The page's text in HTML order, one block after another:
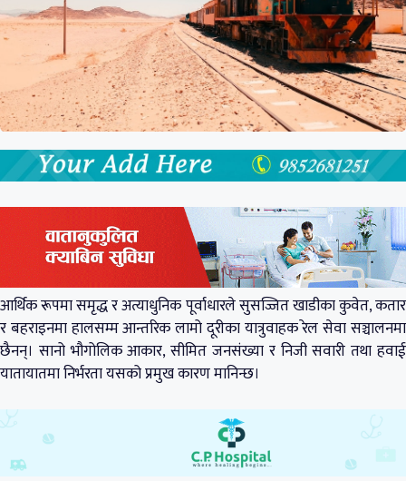
आर्थिक रूपमा समृद्ध र अत्याधुनिक पूर्वाधारले सुसज्जित खाडीका कुवेत, कतार
र बहराइनमा हालसम्म आन्तरिक लामो दूरीका यात्रुवाहक रेल सेवा सञ्चालनमा
छैनन्। सानो भौगोलिक आकार, सीमित जनसंख्या र निजी सवारी तथा हवाई
यातायातमा निर्भरता यसको प्रमुख कारण मानिन्छ।